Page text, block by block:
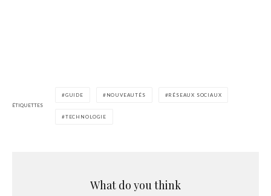
ÉTIQUETTES
GUIDE NOUVEAUTÉS RÉSEAUX SOCIAUX
TECHNOLOGIE
What do you think